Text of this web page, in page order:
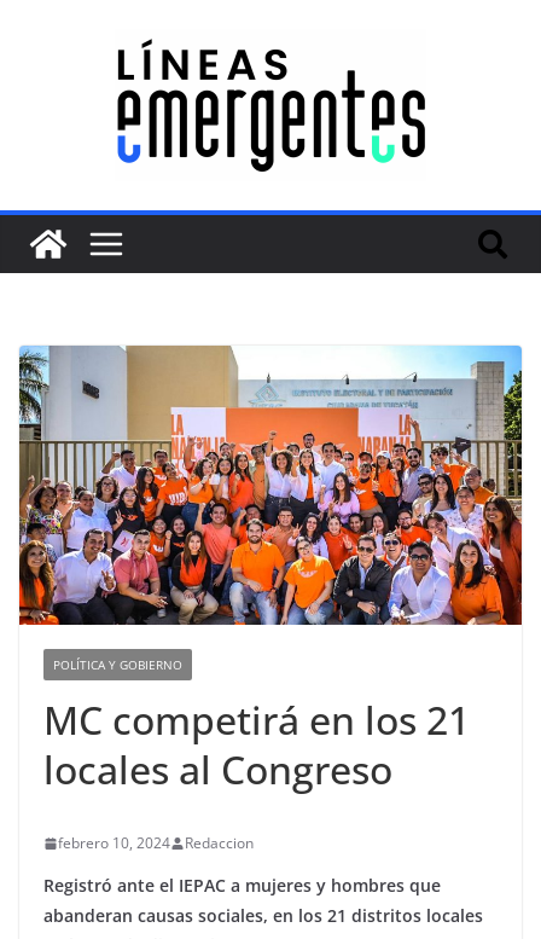
POLÍTICA Y GOBIERNO
MC competirá en los 21
locales al Congreso
febrero 10, 2024 Redaccion
Registró ante el IEPAC a mujeres y hombres que
abanderan causas sociales, en los 21 distritos locales